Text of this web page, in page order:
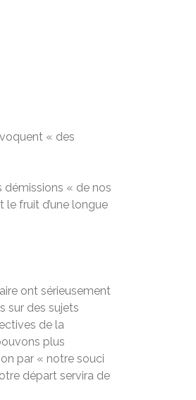
« des
démissions « de nos
fruit d’une longue
ont sérieusement
sur des sujets
de la
plus
par « notre souci
départ servira de